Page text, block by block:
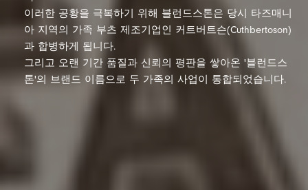
이러한 공황을 극복하기 위해 블런드스톤은 당시 타즈매니
아 지역의 가족 부츠 제조기업인 커트버트슨(Cuthbertoson)
과 합병하게 됩니다.
그리고 오랜 기간 품질과 신뢰의 평판을 쌓아온 '블런드스
톤'의 브랜드 이름으로 두 가족의 사업이 통합되었습니다.